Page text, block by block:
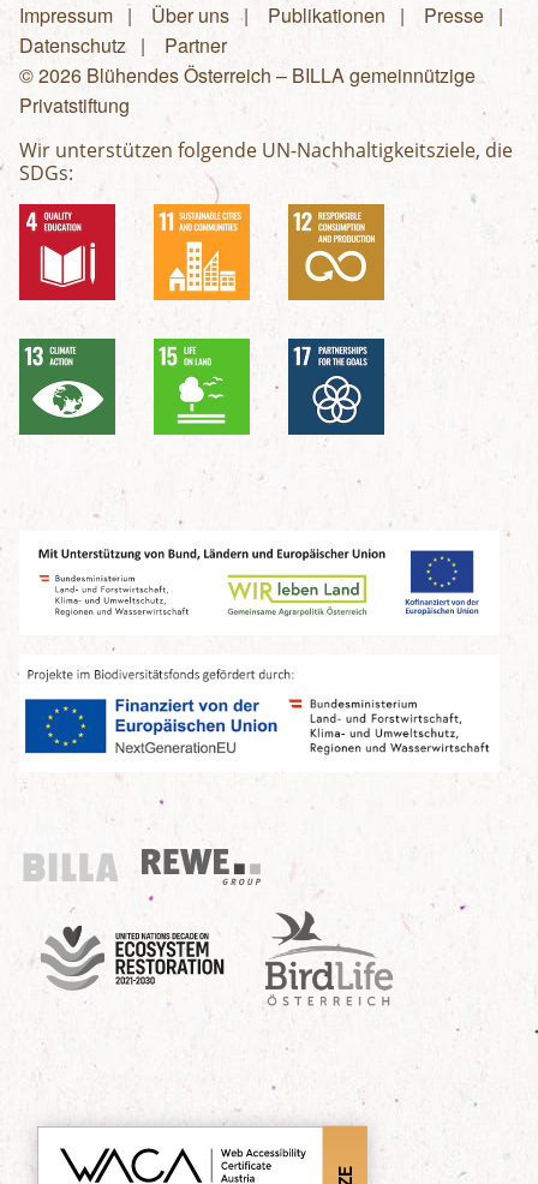
Fußzeilenmenü
Impressum Über uns Publikationen
Presse
Datenschutz
Partner
© 2026 Blühendes Österreich – BILLA gemeinnützige
Privatstiftung
Wir unterstützen folgende UN-Nachhaltigkeitsziele, die
SDGs:
Billa
REWE Group
UN Decade
Birdlife